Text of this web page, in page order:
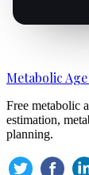
Metabolic
Free metabolic
estimation,
planning.